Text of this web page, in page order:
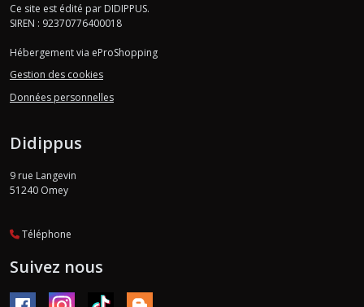
Ce site est édité par DIDIPPUS.
SIREN : 92370776400018
Hébergement via eProShopping
Gestion des cookies
Données personnelles
Didippus
9 rue Langevin
51240 Omey
Téléphone
Suivez nous